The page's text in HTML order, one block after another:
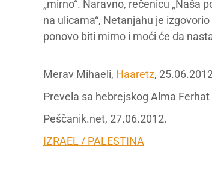
„mirno“. Naravno, rečenicu
na ulicama“, Netanjahu je
ponovo biti mirno i moći će da
Merav Mihaeli, Haaretz,
Prevela sa hebrejskog Alma Ferhat
Peščanik.net, 27.06.2012.
IZRAEL / PALESTINA